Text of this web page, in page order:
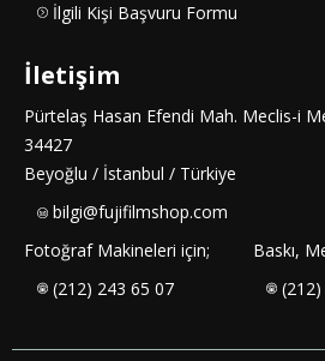
İlgili Kişi Başvuru Formu
İletişim
Pürtelaş Hasan Efendi Mah. Meclis-i
34427
Beyoğlu / İstanbul / Türkiye
bilgi@fujifilmshop.com
Fotoğraf Makineleri için;
(212) 243 65 07
Baskı,